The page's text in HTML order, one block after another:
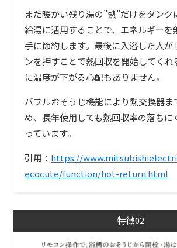
まだ暖かい残り湯の”熱”だけをタンク
給湯に活用することで、エネルギーを
手に節約します。最後に入浴した人が
ンを押すことで熱回収を開始してくれ
に温度が下がる心配もありません。
バブルおそうじ機能により熱交換器ま
め、長年使用しても熱回収率の落ちに
っています。
引用： https://
ecocute/function/hot-return.html
特徴02